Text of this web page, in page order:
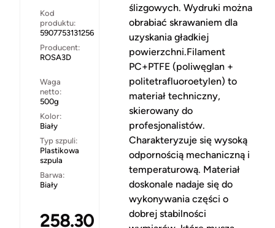
Kod
produktu:
5907753131256
Producent:
ROSA3D
Waga
netto:
500g
Kolor:
Biały
Typ szpuli:
Plastikowa
szpula
Barwa:
Biały
258.30
ślizgowych. Wydruki można
obrabiać skrawaniem dla
uzyskania gładkiej
powierzchni.Filament
PC+PTFE (poliwęglan +
politetrafluoroetylen) to
materiał techniczny,
skierowany do
profesjonalistów.
Charakteryzuje się wysoką
odpornością mechaniczną i
temperaturową. Materiał
doskonale nadaje się do
wykonywania części o
dobrej stabilności